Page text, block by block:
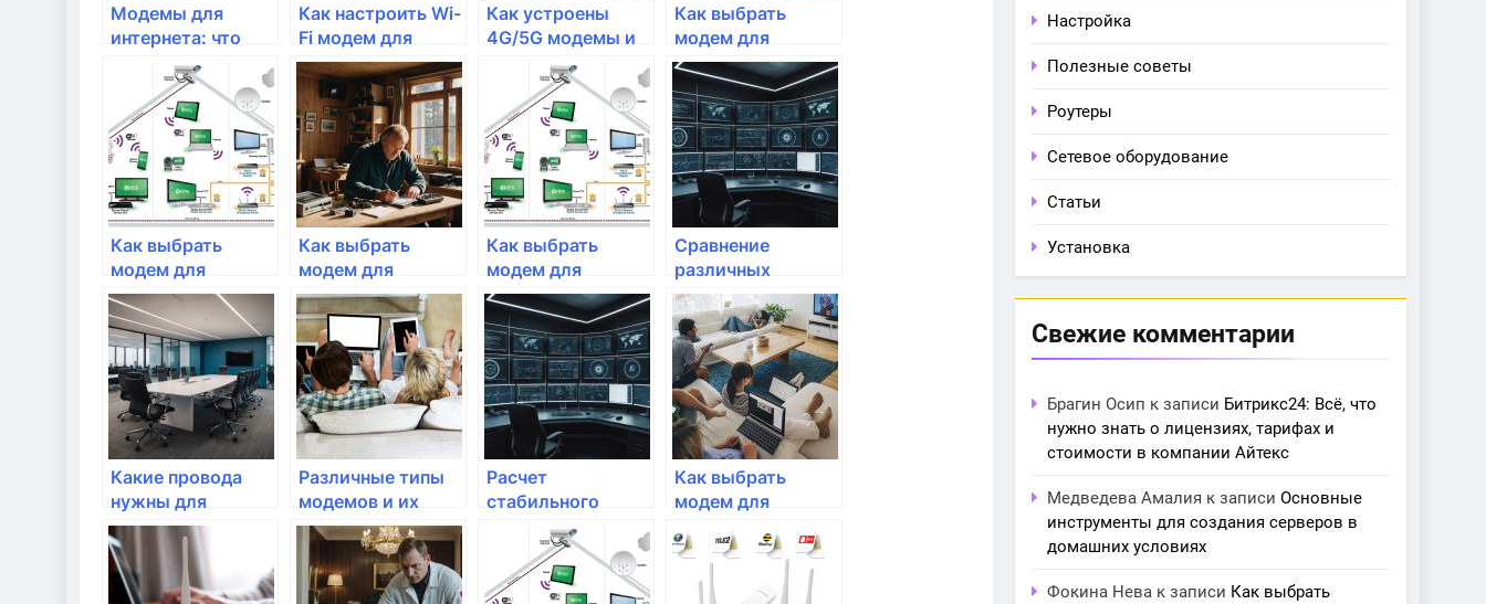
Модемы для
интернета: что
выбрать для
дома?
Как настроить Wi-
Fi модем для
быстрого и
надежного
подключения?
Как устроены
4G/5G модемы и
их применение
Как выбрать
модем для
цифрового
телевидения?
Как выбрать
модем для
стабильного
интернет-
соединения?
Как выбрать
модем для
интернета
Как выбрать
модем для
домашнего
интернета
Сравнение
различных
технологий
подключения к
интернету
Какие провода
нужны для
подключения к
интернету?
Различные типы
модемов и их
особенности
Расчет
стабильного
интернет-
соединения: что
нужно знать?
Как выбрать
модем для
домашней сети?
Настройка
Полезные советы
Роутеры
Сетевое оборудование
Статьи
Установка
Свежие комментарии
Брагин Осип к записи Битрикс24: Всё, что
нужно знать о лицензиях, тарифах и
стоимости в компании Айтекс
Медведева Амалия к записи Основные
инструменты для создания серверов в
домашних условиях
Фокина Нева к записи Как выбрать